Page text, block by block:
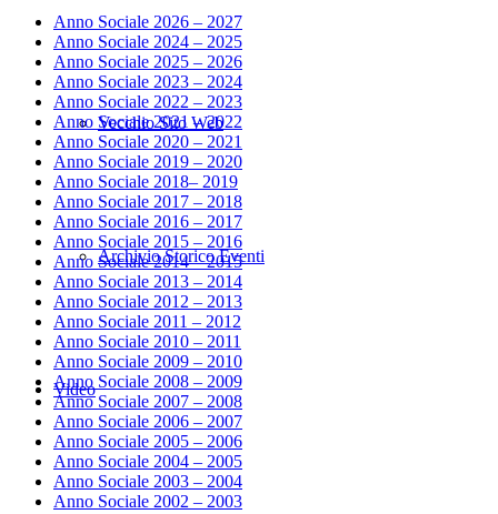
Vecchio Sito Web
Archivio Storico Eventi
Video
Anno Sociale 2026 – 2027
Anno Sociale 2024 – 2025
Anno Sociale 2025 – 2026
Anno Sociale 2023 – 2024
Anno Sociale 2022 – 2023
Anno Sociale 2021 – 2022
Anno Sociale 2020 – 2021
Anno Sociale 2019 – 2020
Anno Sociale 2018– 2019
Anno Sociale 2017 – 2018
Anno Sociale 2016 – 2017
Anno Sociale 2015 – 2016
Anno Sociale 2014 – 2015
Anno Sociale 2013 – 2014
Anno Sociale 2012 – 2013
Anno Sociale 2011 – 2012
Anno Sociale 2010 – 2011
Anno Sociale 2009 – 2010
Anno Sociale 2008 – 2009
Anno Sociale 2007 – 2008
Anno Sociale 2006 – 2007
Anno Sociale 2005 – 2006
Anno Sociale 2004 – 2005
Anno Sociale 2003 – 2004
Anno Sociale 2002 – 2003